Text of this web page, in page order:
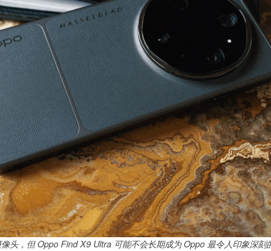
头，但 Oppo Find X9 Ultra 可能不会长期成为 Oppo 最令人印象深刻